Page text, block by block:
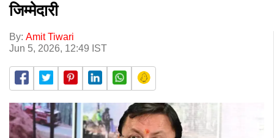
जिम्मेदारी
By: Amit Tiwari
Jun 5, 2026, 12:49 IST